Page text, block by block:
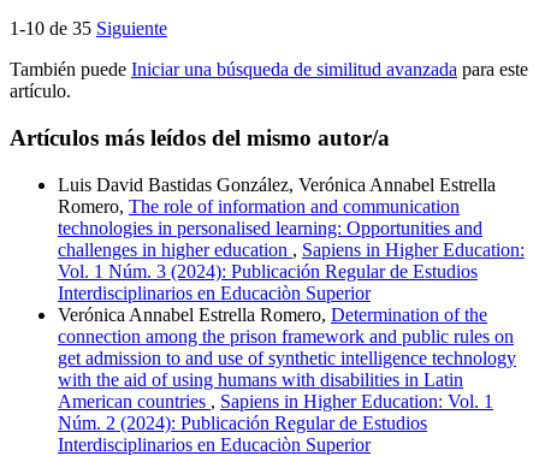
1-10 de 35 Siguiente
También puede Iniciar una búsqueda de similitud avanzada para este
artículo.
Artículos más leídos del mismo autor/a
Luis David Bastidas González, Verónica Annabel Estrella
Romero, The role of information and communication
technologies in personalised learning: Opportunities and
challenges in higher education , Sapiens in Higher Education:
Vol. 1 Núm. 3 (2024): Publicación Regular de Estudios
Interdisciplinarios en Educaciòn Superior
Verónica Annabel Estrella Romero, Determination of the
connection among the prison framework and public rules on
get admission to and use of synthetic intelligence technology
with the aid of using humans with disabilities in Latin
American countries , Sapiens in Higher Education: Vol. 1
Núm. 2 (2024): Publicación Regular de Estudios
Interdisciplinarios en Educaciòn Superior